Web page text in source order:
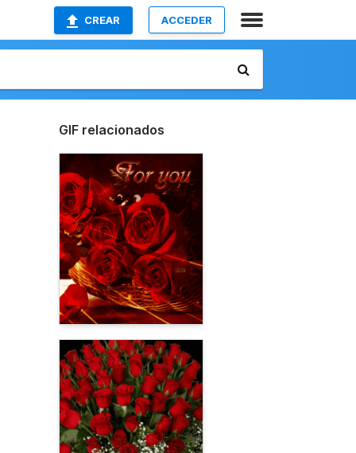
CREAR ACCEDER
GIF relacionados